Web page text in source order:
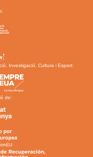
Investigació, Cultura i Esport:
de: